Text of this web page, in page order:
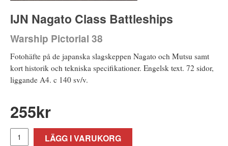
IJN Nagato Class Battleships
Warship Pictorial 38
Fotohäfte på de japanska slagskeppen Nagato och Mutsu samt
kort historik och tekniska specifikationer. Engelsk text. 72 sidor,
liggande A4. c 140 sv/v.
255kr
LÄGG I VARUKORG